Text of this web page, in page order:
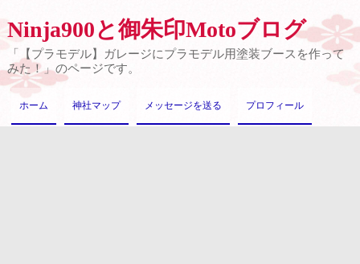
Ninja900と御朱印Motoブログ
「【プラモデル】ガレージにプラモデル用塗装ブースを作って
みた！」のページです。
ホーム 神社マップ メッセージを送る プロフィール